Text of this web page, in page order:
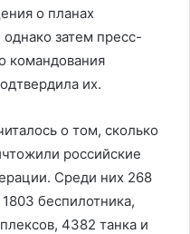
о планах
затем пресс-
командования
их.
о том, сколько
российские
Среди них 268
беспилотника,
4382 танка и